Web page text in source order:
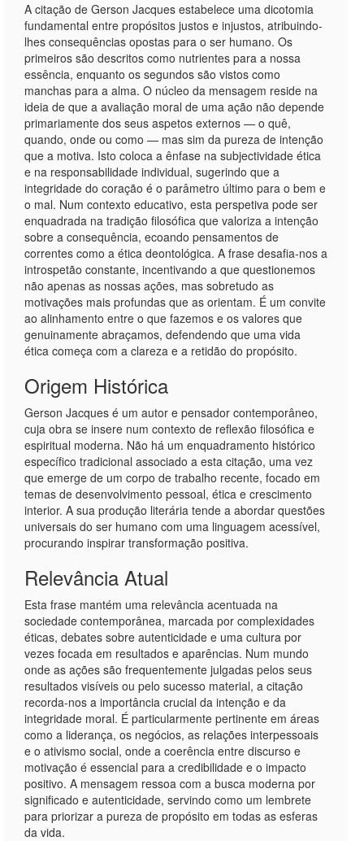
A citação de Gerson Jacques estabelece uma dicotomia
fundamental entre propósitos justos e injustos, atribuindo-
lhes consequências opostas para o ser humano. Os
primeiros são descritos como nutrientes para a nossa
essência, enquanto os segundos são vistos como
manchas para a alma. O núcleo da mensagem reside na
ideia de que a avaliação moral de uma ação não depende
primariamente dos seus aspetos externos — o quê,
quando, onde ou como — mas sim da pureza de intenção
que a motiva. Isto coloca a ênfase na subjectividade ética
e na responsabilidade individual, sugerindo que a
integridade do coração é o parâmetro último para o bem e
o mal. Num contexto educativo, esta perspetiva pode ser
enquadrada na tradição filosófica que valoriza a intenção
sobre a consequência, ecoando pensamentos de
correntes como a ética deontológica. A frase desafia-nos a
introspetão constante, incentivando a que questionemos
não apenas as nossas ações, mas sobretudo as
motivações mais profundas que as orientam. É um convite
ao alinhamento entre o que fazemos e os valores que
genuinamente abraçamos, defendendo que uma vida
ética começa com a clareza e a retidão do propósito.
Origem Histórica
Gerson Jacques é um autor e pensador contemporâneo,
cuja obra se insere num contexto de reflexão filosófica e
espiritual moderna. Não há um enquadramento histórico
específico tradicional associado a esta citação, uma vez
que emerge de um corpo de trabalho recente, focado em
temas de desenvolvimento pessoal, ética e crescimento
interior. A sua produção literária tende a abordar questões
universais do ser humano com uma linguagem acessível,
procurando inspirar transformação positiva.
Relevância Atual
Esta frase mantém uma relevância acentuada na
sociedade contemporânea, marcada por complexidades
éticas, debates sobre autenticidade e uma cultura por
vezes focada em resultados e aparências. Num mundo
onde as ações são frequentemente julgadas pelos seus
resultados visíveis ou pelo sucesso material, a citação
recorda-nos a importância crucial da intenção e da
integridade moral. É particularmente pertinente em áreas
como a liderança, os negócios, as relações interpessoais
e o ativismo social, onde a coerência entre discurso e
motivação é essencial para a credibilidade e o impacto
positivo. A mensagem ressoa com a busca moderna por
significado e autenticidade, servindo como um lembrete
para priorizar a pureza de propósito em todas as esferas
da vida.